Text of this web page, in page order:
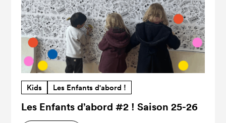
Kids Les Enfants d'abord !
Les Enfants d’abord #2 ! Saison 25-26